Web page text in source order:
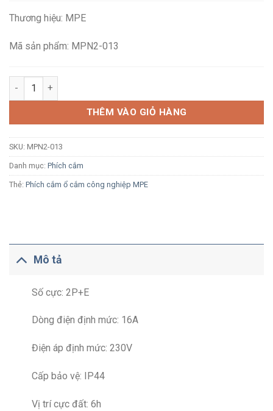
61,800₫.
Thương hiệu: MPE
Mã sản phẩm: MPN2-013
Phích cắm công nghiệp MPE MPN2-013 16A 2P+E 6H IP44 số
THÊM VÀO GIỎ HÀNG
SKU: MPN2-013
Danh mục: Phích cắm
Thẻ: Phích cắm ổ cắm công nghiệp MPE
Mô tả
Số cực: 2P+E
Dòng điện định mức: 16A
Điện áp định mức: 230V
Cấp bảo vệ: IP44
Vị trí cực đất: 6h